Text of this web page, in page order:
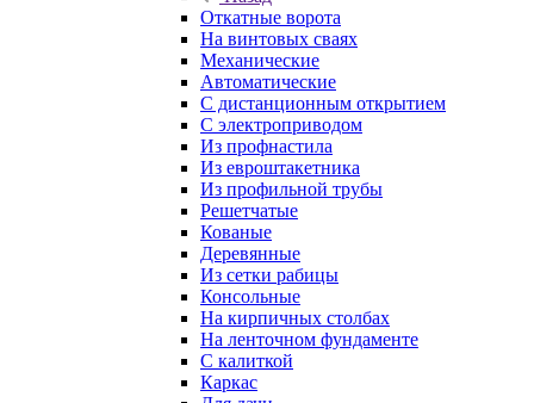
Откатные ворота
На винтовых сваях
Механические
Автоматические
С дистанционным открытием
С электроприводом
Из профнастила
Из евроштакетника
Из профильной трубы
Решетчатые
Кованые
Деревянные
Из сетки рабицы
Консольные
На кирпичных столбах
На ленточном фундаменте
С калиткой
Каркас